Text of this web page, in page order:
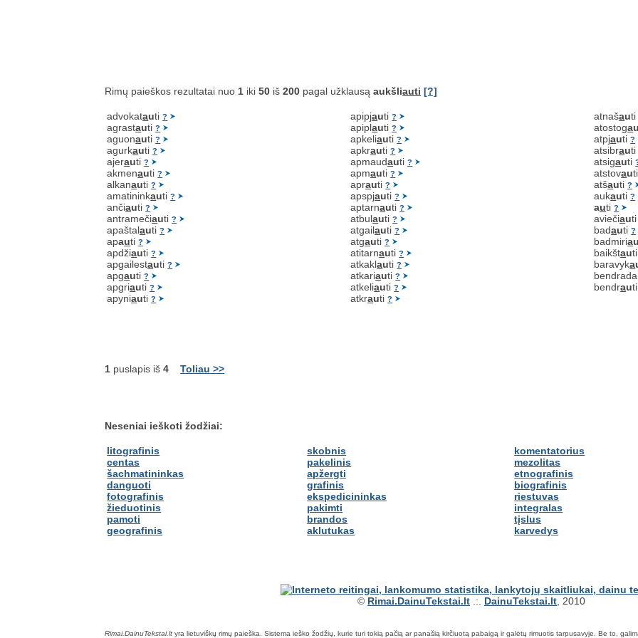
Rimų paieškos rezultatai nuo 1 iki50 iš200 pagal užklausąaukšliauti [?]
advokatauti?
agrastauti?
aguonauti?
agurkauti?
ajerauti?
akmenauti?
alkanauti?
amatininkauti?
ančiauti?
antramečiauti?
apaštalauti?
apauti?
apdžiauti?
apgailestauti?
apgauti?
apgriauti?
apyniauti?
apipjauti?
apiplauti?
apkeliauti?
apkrauti?
apmaudauti?
apmauti?
aprauti?
apspjauti?
aptarnauti?
atbulauti?
atgailauti?
atgauti?
atitarnauti?
atkaklauti?
atkariauti?
atkeliauti?
atkrauti?
atnašau
atostoga
atpjauti?
atsibrau
atsigauti
atstovau
atšauti?
aukauti?
auti?
aviečiau
badauti?
badmiria
baikštau
baravyka
bendrau
1 puslapis iš4 Toliau >>
Neseniai ieškoti žodžiai:
litografinis
centas
šachmatininkas
danguoti
fotografinis
žieduotinis
pamoti
geografinis
skobnis
pakelinis
apžergti
grafinis
ekspedicininkas
pakimti
brandos
aklutukas
komentatorius
mezolitas
etnografinis
biografinis
riestuvas
integralas
tįslus
karvedys
© Rimai.DainuTekstai.lt .:. DainuTekstai.lt , 2010
Rimai.DainuTekstai.lt yra lietuviškų rimų paieška. Sistema ieško žodžių, kurie turi tokią pačią ar panašią kirčiuotą pabaigą ir galėtų rimuotis tarpusavyje. Be to,